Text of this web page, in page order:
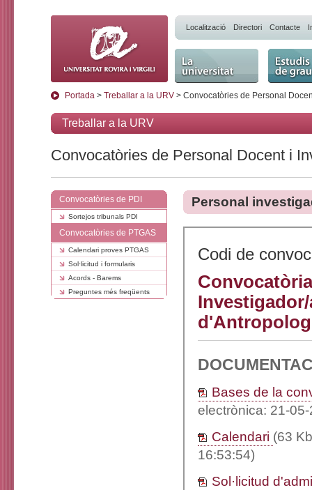
Localització Directori Contacte
La Universitat Estudis
Portada > Treballar a la URV > Convocatòries de Personal
Treballar a la URV
Convocatòries de Personal Docent i
Convocatòries de PDI
Sortejos tribunals PDI
Convocatòries de PTGAS
Calendari proves PTGAS
Sol·licitud i formularis
Acords - Barems
Preguntes més freqüents
Personal
Codi de
Bases de la
electrònica: 21-
Calendari (63
16:53:54)
Sol·licitud